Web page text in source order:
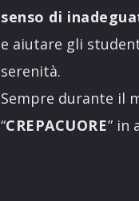
senso di
e aiutare gli
serenità.
Sempre durante il
“CREPACUORE” in